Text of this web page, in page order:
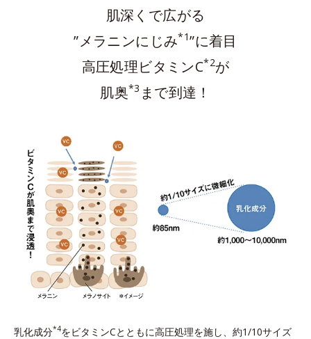
肌深くで広がる
”メラニンにじみ*1”に着目
高圧処理ビタミンC*2が
肌奥*3 まで到達！
乳化成分*4をビタミンCとともに高圧処理を施し、約1/10サイズ